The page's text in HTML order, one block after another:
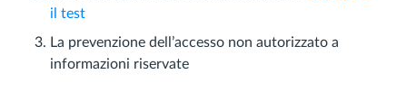
il test
La prevenzione dell’accesso non autorizzato a
informazioni riservate